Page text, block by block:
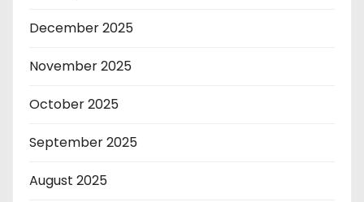
December 2025
November 2025
October 2025
September 2025
August 2025